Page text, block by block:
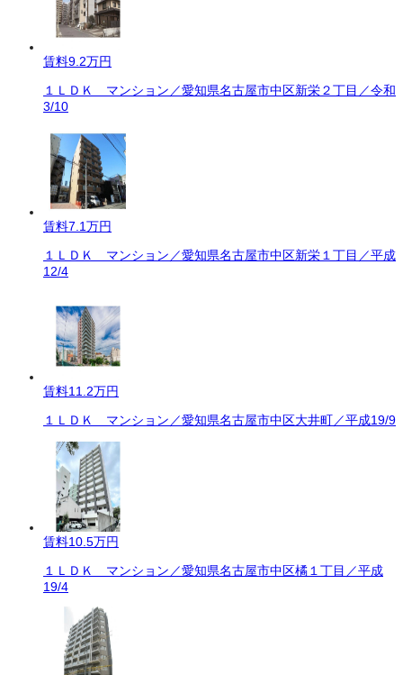
賃料9.2万円
１ＬＤＫ マンション／愛知県名古屋市中区新栄２丁目／令和
3/10
賃料7.1万円
１ＬＤＫ マンション／愛知県名古屋市中区新栄１丁目／平成
12/4
賃料11.2万円
１ＬＤＫ マンション／愛知県名古屋市中区大井町／平成19/9
賃料10.5万円
１ＬＤＫ マンション／愛知県名古屋市中区橘１丁目／平成
19/4